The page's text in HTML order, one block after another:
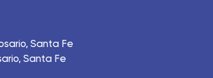
Santa Fe
Santa Fe